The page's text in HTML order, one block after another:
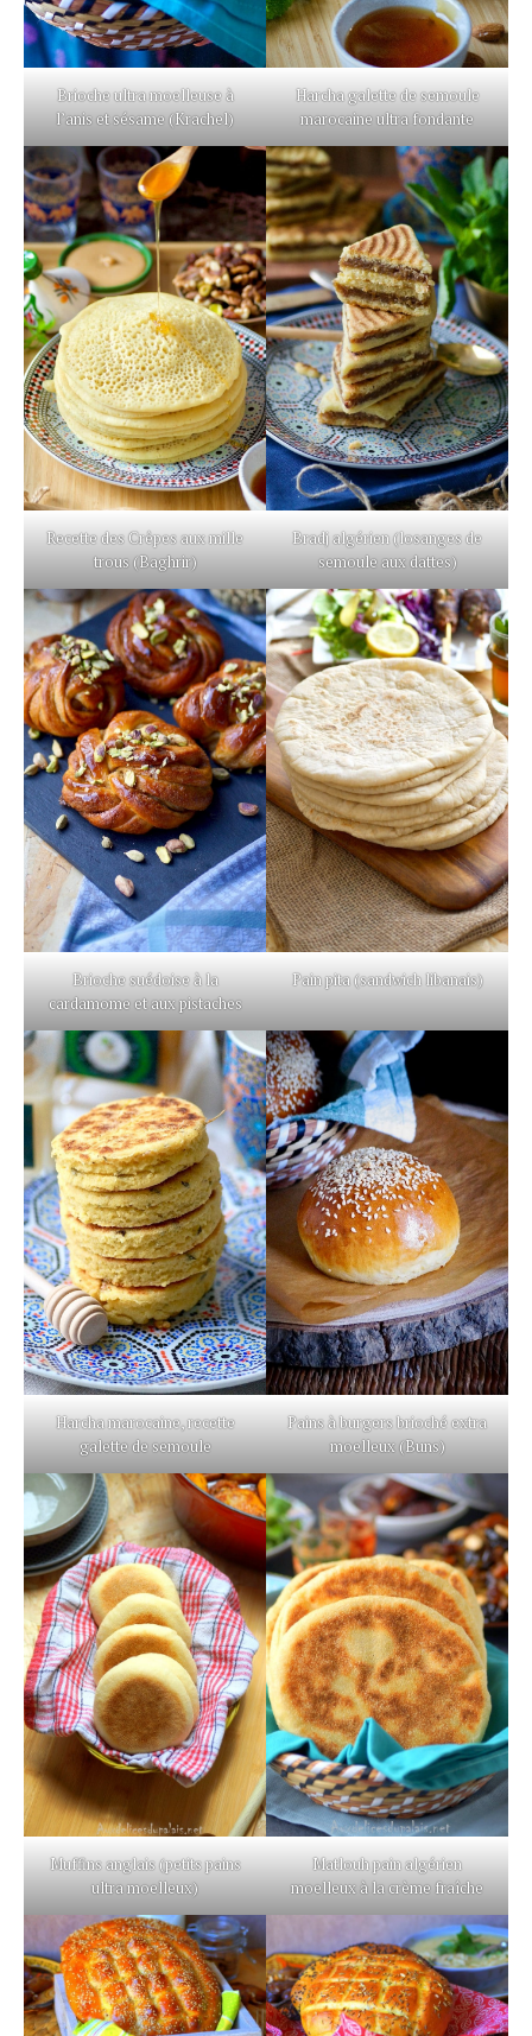
Brioche ultra moelleuse à
l’anis et sésame (Krachel)
Harcha galette de semoule
marocaine ultra fondante
Recette des Crêpes aux mille
trous (Baghrir)
Bradj algérien (losanges de
semoule aux dattes)
Brioche suédoise à la
cardamome et aux pistaches
Pain pita (sandwich libanais)
Harcha marocaine, recette
galette de semoule
Pains à burgers brioché extra
moelleux (Buns)
Muffins anglais (petits pains
ultra moelleux)
Matlouh pain algérien
moelleux à la crème fraîche